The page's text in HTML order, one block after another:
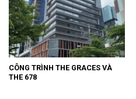
CÔNG TRÌNH THE GRACES VÀ
THE 678